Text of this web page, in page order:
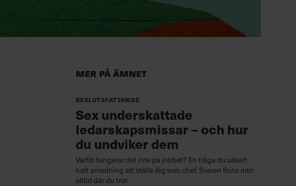
Mer på ämnet
Beslutsfattande
Sex underskattade
ledarskapsmissar – och hur
du undviker dem
Varför fungerar det inte på jobbet? En fråga du säkert
haft anledning att ställa dig som chef. Svaren finns inte
alltid där du tror.